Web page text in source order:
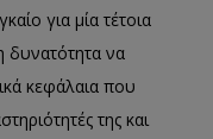
για μία τέτοια
δυνατότητα να
κεφάλαια που
της και